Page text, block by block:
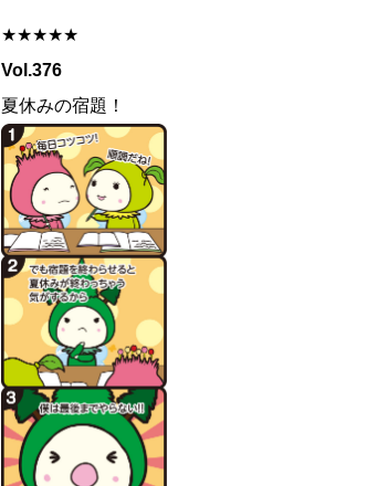
★★★★★
Vol.376
夏休みの宿題！